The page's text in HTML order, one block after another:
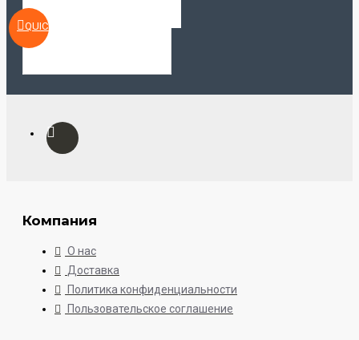
QUICKVIEW
Компания
О нас
Доставка
Политика конфиденциальности
Пользовательское соглашение